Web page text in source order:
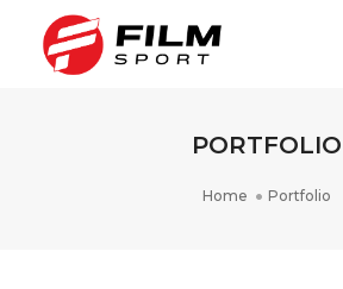
PORTFOLIO
Home Portfolio